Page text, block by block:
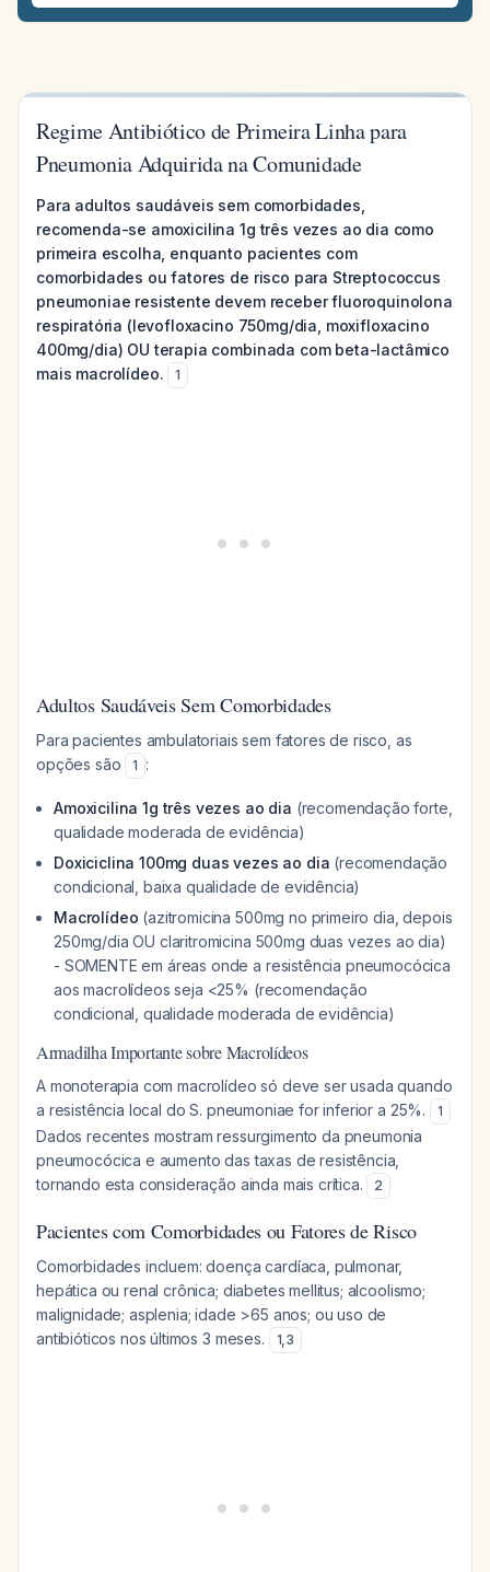
Regime Antibiótico de Primeira Linha para
Pneumonia Adquirida na Comunidade
Para adultos saudáveis sem comorbidades,
recomenda-se amoxicilina 1g três vezes ao dia como
primeira escolha, enquanto pacientes com
comorbidades ou fatores de risco para Streptococcus
pneumoniae resistente devem receber fluoroquinolona
respiratória (levofloxacino 750mg/dia, moxifloxacino
400mg/dia) OU terapia combinada com beta-lactâmico
mais macrolídeo.
1
Adultos Saudáveis Sem Comorbidades
Para pacientes ambulatoriais sem fatores de risco, as
opções são
1 :
Amoxicilina 1g três vezes ao dia (recomendação forte,
qualidade moderada de evidência)
Doxiciclina 100mg duas vezes ao dia (recomendação
condicional, baixa qualidade de evidência)
Macrolídeo (azitromicina 500mg no primeiro dia, depois
250mg/dia OU claritromicina 500mg duas vezes ao dia)
- SOMENTE em áreas onde a resistência pneumocócica
aos macrolídeos seja <25% (recomendação
condicional, qualidade moderada de evidência)
Armadilha Importante sobre Macrolídeos
A monoterapia com macrolídeo só deve ser usada quando
a resistência local do S. pneumoniae for inferior a 25%.
1
Dados recentes mostram ressurgimento da pneumonia
pneumocócica e aumento das taxas de resistência,
tornando esta consideração ainda mais crítica.
2
Pacientes com Comorbidades ou Fatores de Risco
Comorbidades incluem: doença cardíaca, pulmonar,
hepática ou renal crônica; diabetes mellitus; alcoolismo;
malignidade; asplenia; idade >65 anos; ou uso de
antibióticos nos últimos 3 meses.
1,3